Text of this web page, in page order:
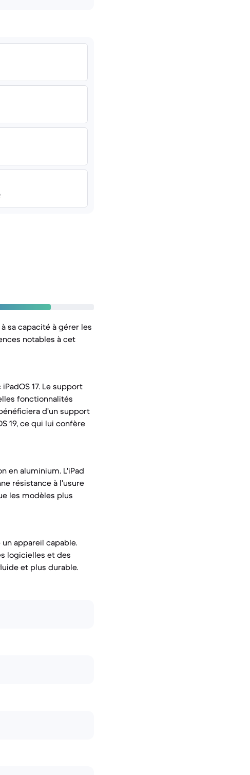
sa capacité à gérer les
notables à cet
17. Le support
fonctionnalités
d'un support
19, ce qui lui confère
en aluminium. L'iPad
résistance à l'usure
les modèles plus
appareil capable.
logicielles et des
et plus durable.